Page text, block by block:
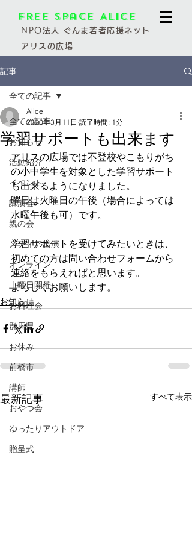
Free Space Alice
NPO法人 ぐんま若者応援ネット
アリスの広場
記事
全ての記事
お知らせ
活動紹介
イベント
講演会
親の会
メディア出演
オンライン
土曜日開催
お料理会
群馬県
お休み
前橋市
講師
おやつ会
ゆったりアウトドア
贈呈式
全ての記事
学習サポートも出来ます
Alice
2020年3月11日 読了時間: 1分
アリスの広場では不登校やこもりがち
の小中学生を対象とした学習サポート
も出来るようになりました。
曜日は火曜日の午後（場合によっては
水曜午後も可）です。
学習サポートを受けてみたいときは、
初めての方は問い合わせフォームから
連絡をもらえればと思います。
よろしくお願いします。
お知らせ
最新記事 すべて表示